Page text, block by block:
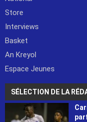
Store
Interviews
Basket
An Kreyol
Espace Jeunes
SÉLECTION DE LA